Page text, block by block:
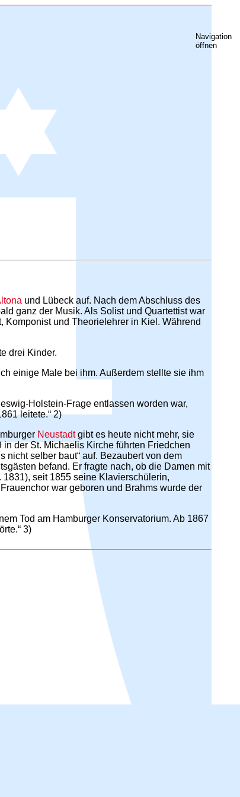
Navigation
öffnen
und Lübeck auf. Nach dem Abschluss des
ganz der Musik. Als Solist und Quartettist war
und Theorielehrer in Kiel. Während
drei Kinder.
einige Male bei ihm. Außerdem stellte sie ihm
Holstein-Frage entlassen worden war,
leitete.“ 2)
Neustadtgibt es heute nicht mehr, sie
der St. Michaelis Kirche führten Friedchen
nicht selber baut“ auf. Bezaubert von dem
befand. Er fragte nach, ob die Damen mit
1831), seit 1855 seine Klavierschülerin,
war geboren und Brahms wurde der
Tod am Hamburger Konservatorium. Ab 1867
3)